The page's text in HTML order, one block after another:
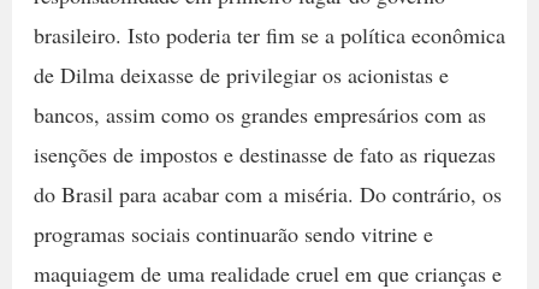
brasileiro. Isto poderia ter fim se a política econômica
de Dilma deixasse de privilegiar os acionistas e
bancos, assim como os grandes empresários com as
isenções de impostos e destinasse de fato as riquezas
do Brasil para acabar com a miséria. Do contrário, os
programas sociais continuarão sendo vitrine e
maquiagem de uma realidade cruel em que crianças e